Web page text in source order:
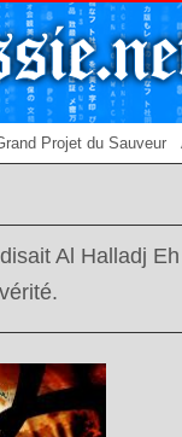
Projet du Sauveur
Al Halladj